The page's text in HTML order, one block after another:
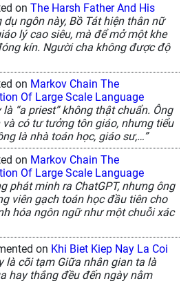
on The Harsh Father And His
dụ ngôn này, Bồ Tát hiện thân nữ
lý cao siêu, mà để mở một khe
kín. Người cha không được độ
on Markov Chain The
Of Large Scale Language
là “a priest” không thật chuẩn. Ông
có tư tưởng tôn giáo, nhưng tiểu
là nhà toán học, giáo sư,…”
on Markov Chain The
Of Large Scale Language
phát minh ra ChatGPT, nhưng ông
viên gạch toán học đầu tiên cho
hóa ngôn ngữ như một chuỗi xác
on Khi Biet Kiep Nay La Coi
là cõi tạm Giữa nhân gian ta là
hay thắng đều đến ngày nằm